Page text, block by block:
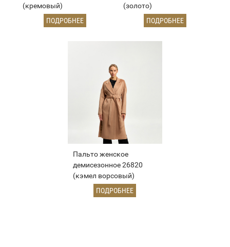
(кремовый)
ПОДРОБНЕЕ
(золото)
ПОДРОБНЕЕ
Пальто женское
демисезонное 26820
(кэмел ворсовый)
ПОДРОБНЕЕ